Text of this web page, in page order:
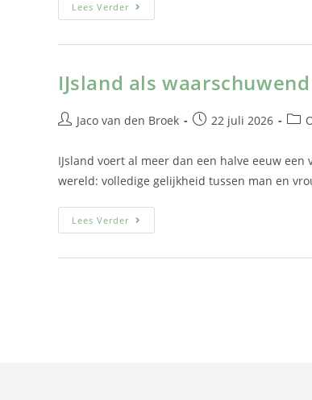
Lees Verder
IJsland als
Jaco van den Broek 22 juli 2026
IJsland voert al meer dan een halve eeuw
wereld: volledige gelijkheid tussen man en
Lees Verder